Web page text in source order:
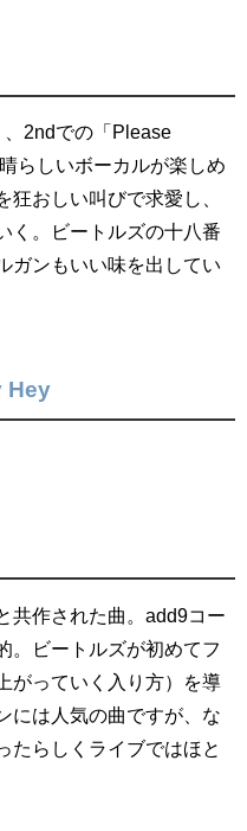
2ndでの「Please
らしいボーカルが楽しめ
狂おしい叫びで求愛し、
く。ビートルズの十八番
ガンもいい味を出してい
Hey
共作された曲。add9コー
。ビートルズが初めてフ
がっていく入り方）を導
には人気の曲ですが、な
たらしくライブではほと